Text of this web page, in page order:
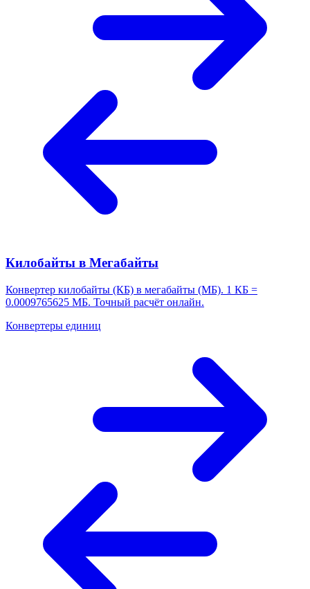
Килобайты в Мегабайты
Конвертер килобайты (КБ) в мегабайты (МБ). 1 КБ =
0.0009765625 МБ. Точный расчёт онлайн.
Конвертеры единиц